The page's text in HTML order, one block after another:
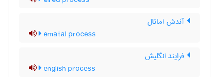
آندش اماتال
ematal process
فرایند انگلیش
english process